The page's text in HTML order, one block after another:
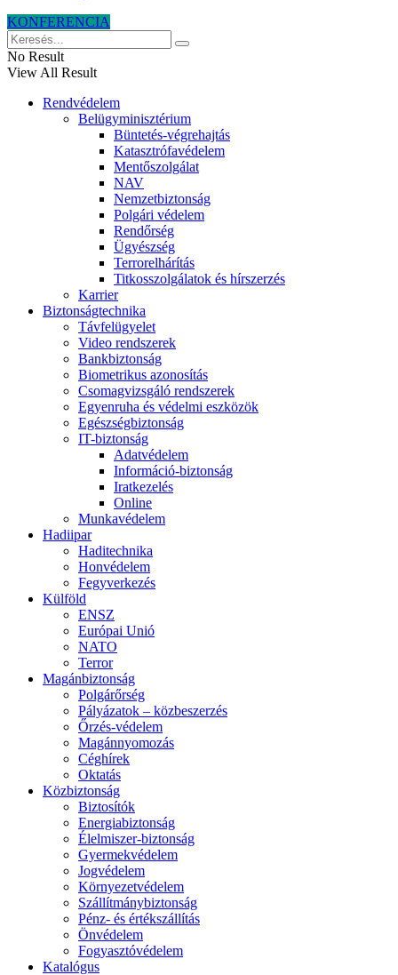
KONFERENCIA
No Result
View All Result
Rendvédelem
Belügyminisztérium
Büntetés-végrehajtás
Katasztrófavédelem
Mentőszolgálat
NAV
Nemzetbiztonság
Polgári védelem
Rendőrség
Ügyészség
Terrorelhárítás
Titkosszolgálatok és hírszerzés
Karrier
Biztonságtechnika
Távfelügyelet
Video rendszerek
Bankbiztonság
Biometrikus azonosítás
Csomagvizsgáló rendszerek
Egyenruha és védelmi eszközök
Egészségbiztonság
IT-biztonság
Adatvédelem
Információ-biztonság
Iratkezelés
Online
Munkavédelem
Hadiipar
Haditechnika
Honvédelem
Fegyverkezés
Külföld
ENSZ
Európai Unió
NATO
Terror
Magánbiztonság
Polgárőrség
Pályázatok – közbeszerzés
Őrzés-védelem
Magánnyomozás
Céghírek
Oktatás
Közbiztonság
Biztosítók
Energiabiztonság
Élelmiszer-biztonság
Gyermekvédelem
Jogvédelem
Környezetvédelem
Szállítmánybiztonság
Pénz- és értékszállítás
Önvédelem
Fogyasztóvédelem
Katalógus